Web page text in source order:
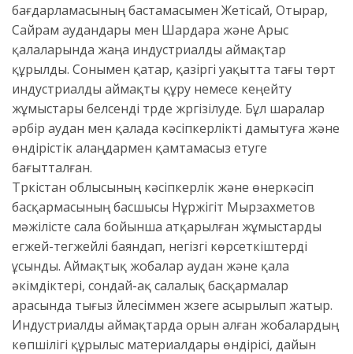
бағдарламасының бастамасымен Жетісай, Отырар,
Сайрам аудандары мен Шардара және Арыс
қалаларында жаңа индустриалды аймақтар
құрылды. Сонымен қатар, қазіргі уақытта тағы төрт
индустриалды аймақты құру немесе кеңейту
жұмыстары белсенді түрде жүргізілуде. Бұл шаралар
әрбір аудан мен қалада кәсіпкерлікті дамытуға және
өндірістік алаңдармен қамтамасыз етуге
бағытталған.
Түркістан облысының кәсіпкерлік және өнеркәсіп
басқармасының басшысы Нұржігіт Мырзахметов
мәжілісте сала бойынша атқарылған жұмыстарды
егжей-тегжейлі баяндап, негізгі көрсеткіштерді
ұсынды. Аймақтық жобалар аудан және қала
әкімдіктері, сондай-ақ салалық басқармалар
арасында тығыз үйлесіммен жүзеге асырылып жатыр.
Индустриалды аймақтарда орын алған жобалардың
көпшілігі құрылыс материалдары өндірісі, дайын